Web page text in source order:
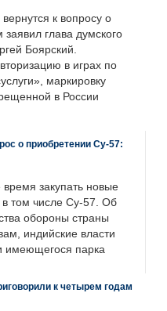
к вопросу о
глава думского
Боярский.
в играх по
маркировку
в России
о приобретении Су-57:
закупать новые
в том числе Су-57. Об
обороны страны
индийские власти
имеющегося парка
к четырем годам